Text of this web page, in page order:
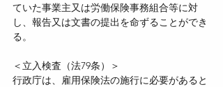
ていた事業主又は労働保険事務組合等に対
し、報告又は文書の提出を命ずることができ
る。
＜立入検査（法79条）＞
行政庁は、雇用保険法の施行に必要があると